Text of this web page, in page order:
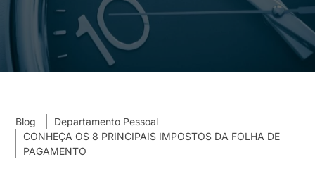
Blog
Departamento Pessoal
CONHEÇA OS 8 PRINCIPAIS IMPOSTOS DA FOLHA DE
PAGAMENTO